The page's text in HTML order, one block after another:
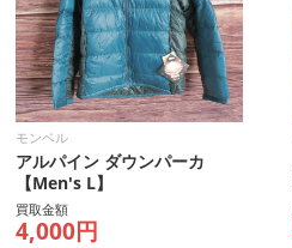
モンベル
アルパイン ダウンパーカ
【Men's L】
買取金額
4,000円